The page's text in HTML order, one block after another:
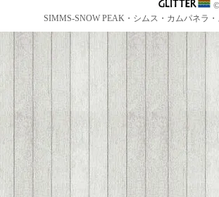
SIMMS-SNOW PEAK・シムス・カムパネラ